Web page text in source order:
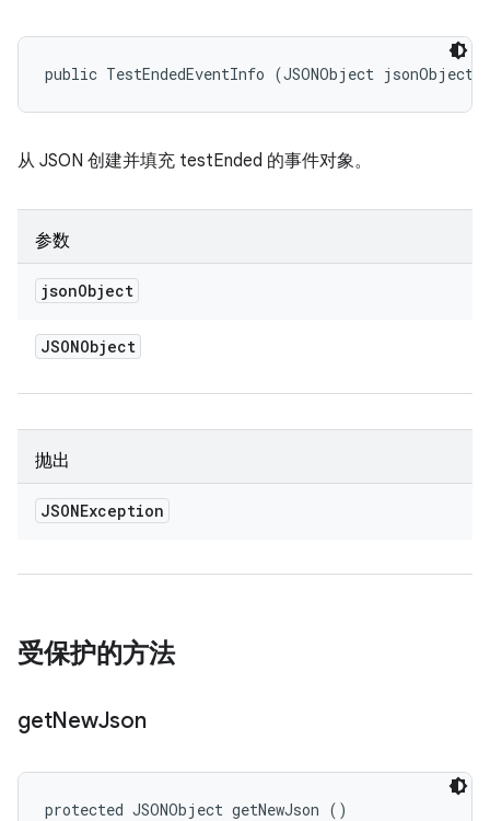
public TestEndedEventInfo (JSONObject jsonObject)
从 JSON 创建并填充 testEnded 的事件对象。
参数
jsonObject
JSONObject
抛出
JSONException
受保护的方法
getNewJson
protected JSONObject getNewJson ()